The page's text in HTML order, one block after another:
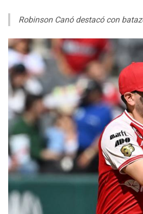
Robinson Canó destacó con